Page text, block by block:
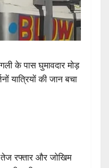
के पास घुमावदार मोड़
की जान बचा
तेज रफ्तार और जोखिम